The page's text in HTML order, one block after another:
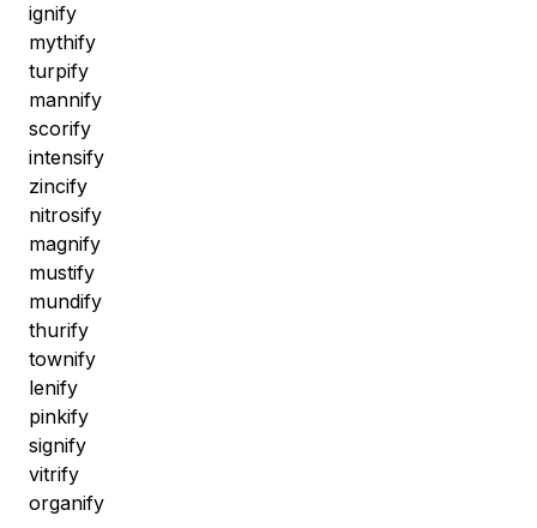
ignify
mythify
turpify
mannify
scorify
intensify
zincify
nitrosify
magnify
mustify
mundify
thurify
townify
lenify
pinkify
signify
vitrify
organify